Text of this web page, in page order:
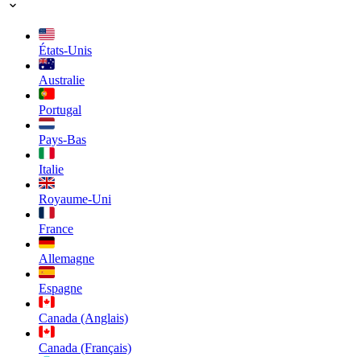
États-Unis
Australie
Portugal
Pays-Bas
Italie
Royaume-Uni
France
Allemagne
Espagne
Canada (Anglais)
Canada (Français)